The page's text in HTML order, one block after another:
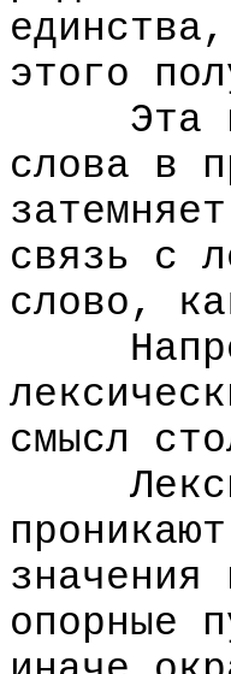
этого
Эта
слова в
связь с
слово,
смысл
значения
опорные